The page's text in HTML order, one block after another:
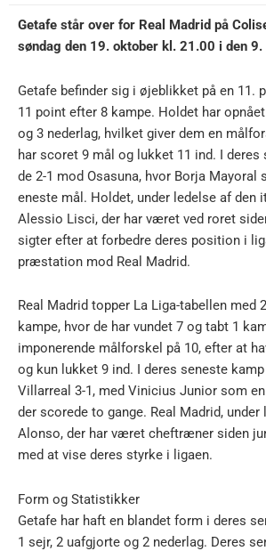
Getafe står over for Real Madrid på
søndag den 19. oktober kl. 21.00 i den
Getafe befinder sig i øjeblikket på en 11.
11 point efter 8 kampe. Holdet har
og 3 nederlag, hvilket giver dem en
har scoret 9 mål og lukket 11 ind. I deres
de 2-1 mod Osasuna, hvor Borja Mayoral
eneste mål. Holdet, under ledelse af den
Alessio Lisci, der har været ved roret
sigter efter at forbedre deres position i
præstation mod Real Madrid.
Real Madrid topper La Liga-tabellen med
kampe, hvor de har vundet 7 og tabt 1
imponerende målforskel på 10, efter at
og kun lukket 9 ind. I deres seneste
Villarreal 3-1, med Vinicius Junior som
der scorede to gange. Real Madrid, under
Alonso, der har været cheftræner siden
med at vise deres styrke i ligaen.
Form og Statistikker
Getafe har haft en blandet form i deres
1 sejr, 2 uafgjorte og 2 nederlag. Deres